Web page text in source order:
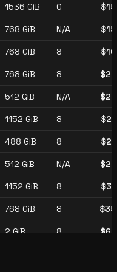
1536 GiB 0 $
768 GiB N/A $
768 GiB 8 $
768 GiB 8 $
512 GiB N/A $
1152 GiB 8 $
488 GiB 8 $
512 GiB N/A $
1152 GiB 8 $
768 GiB 8 $
2 GiB 8 $